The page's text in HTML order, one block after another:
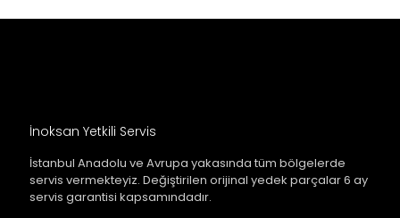
İnoksan Yetkili Servis
İstanbul Anadolu ve Avrupa yakasında tüm bölgelerde
servis vermekteyiz. Değiştirilen orijinal yedek parçalar 6 ay
servis garantisi kapsamındadır.